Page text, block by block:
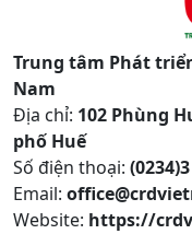
Trung tâm Phát
Nam
Địa chỉ: 102 Phùng
phố Huế
Số điện thoại:
Email:
Website: https://